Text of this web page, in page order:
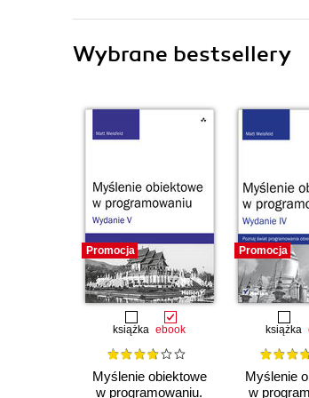
Wybrane bestsellery
Promocja
książka ebook
Myślenie obiektowe
w programowaniu.
Promocja
książka
Myślenie
w